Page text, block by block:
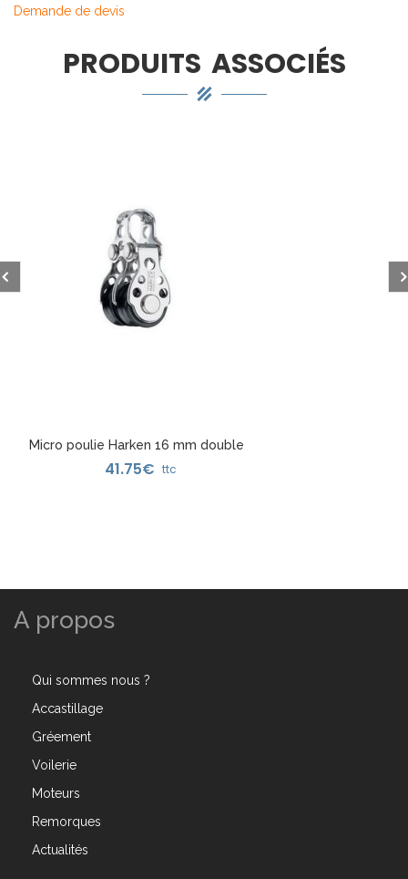
Demande de devis
PRODUITS ASSOCIÉS
Micro poulie Harken 16 mm double
à billes
41.75€ ttc
A propos
Qui sommes nous ?
Accastillage
Gréement
Voilerie
Moteurs
Remorques
Actualités